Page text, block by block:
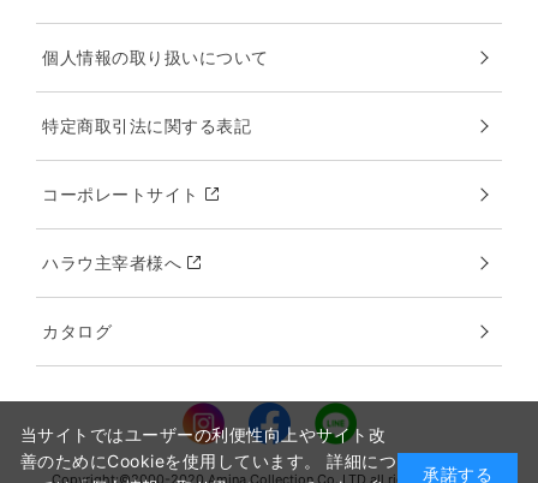
個人情報の取り扱いについて
特定商取引法に関する表記
コーポレートサイト
ハラウ主宰者様へ
カタログ
Copyright:©2000-2020 Amina Collection Co.,LTD all rights reserved.
当サイトではユーザーの利便性向上やサイト改
善のためにCookieを使用しています。 詳細につ
承諾する